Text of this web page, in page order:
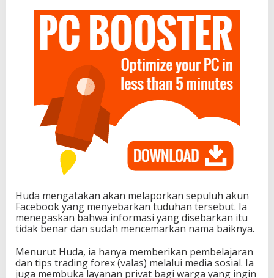
Huda mengatakan akan melaporkan sepuluh akun
Facebook yang menyebarkan tuduhan tersebut. Ia
menegaskan bahwa informasi yang disebarkan itu
tidak benar dan sudah mencemarkan nama baiknya.
Menurut Huda, ia hanya memberikan pembelajaran
dan tips trading forex (valas) melalui media sosial. Ia
juga membuka layanan privat bagi warga yang ingin